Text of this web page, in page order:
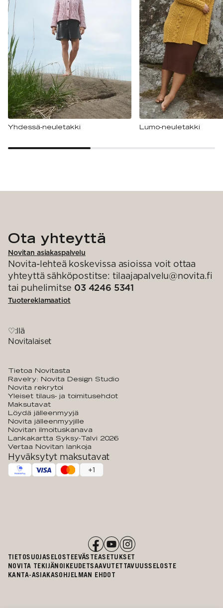
Yhdessä-neuletakki Lumo-neuletakki
Ota yhteyttä
Novitan asiakaspalvelu
Novita-lehteä koskevissa asioissa voit ottaa
yhteyttä sähköpostitse: tilaajapalvelu@novita.fi
tai puhelimitse 03 4246 5341
Tuotereklamaatiot
♡:llä
Novitalaiset
Tietoa Novitasta
Ravelry: Novita Design Studio
Novita rekrytoi
Yleiset tilaus- ja toimitusehdot
Maksutavat
Löydä jälleenmyyjä
Novita jälleenmyyjille
Novitan ilmoituskanava
Lankakartta Syksy-Talvi 2026
Vertaa Novitan lankoja
Hyväksytyt maksutavat
+1
TIETOSUOJASELOSTEEVÄSTEASETUKSET
NOVITA TEKIJÄNOIKEUDETSAAVUTETTAVUUSSELOSTE
KANTA-ASIAKASOHJELMAN EHDOT